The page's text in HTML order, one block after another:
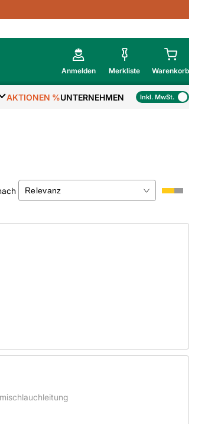
Anmelden Merkliste Warenkorb
Mein Warenkorb
AKTIONEN %UNTERNEHMEN Inkl. MwSt.